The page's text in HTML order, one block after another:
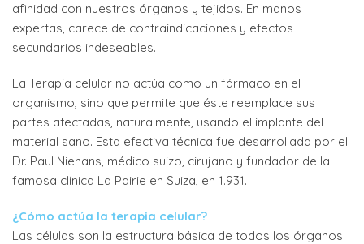
afinidad con nuestros órganos y tejidos. En manos
expertas, carece de contraindicaciones y efectos
secundarios indeseables.
La Terapia celular no actúa como un fármaco en el
organismo, sino que permite que éste reemplace sus
partes afectadas, naturalmente, usando el implante del
material sano. Esta efectiva técnica fue desarrollada por el
Dr. Paul Niehans, médico suizo, cirujano y fundador de la
famosa clínica La Pairie en Suiza, en 1.931.
¿Cómo actúa la terapia celular?
Las células son la estructura básica de todos los órganos